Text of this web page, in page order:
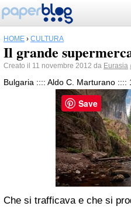
HOME › CULTURA
Il grande
Creato il 11 novembre 2012 da Eurasia
Bulgaria :::: Aldo C. Marturano ::::
Che si trafficava e che si
Save